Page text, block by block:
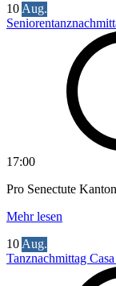
10 Aug.
17:00
Pro Senectute
Mehr lesen
10 Aug.
Tanznachmittag